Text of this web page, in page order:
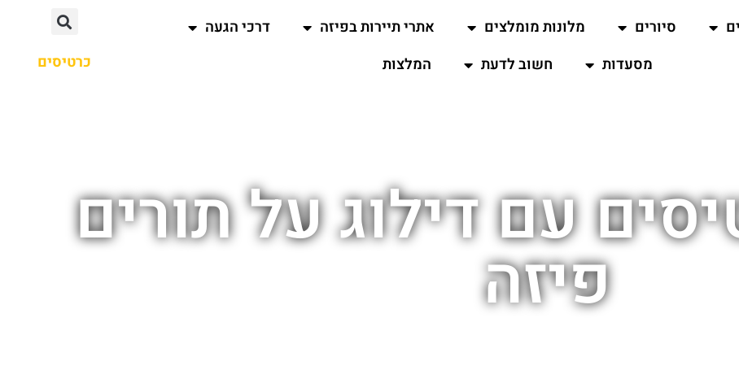
סיורים מלונות מומלצים אתרי תיירות בפיזה
דרכי הגעה
מסעדות
חשוב לדעת המלצות כרטיסים
עם דילוג על תורים
פיזה